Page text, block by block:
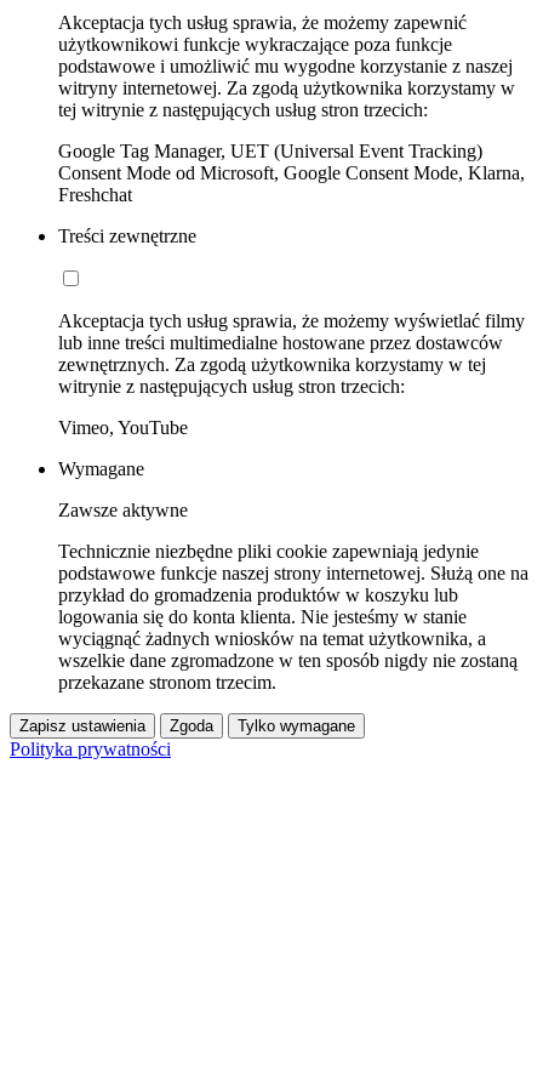
Akceptacja tych usług sprawia, że możemy zapewnić
użytkownikowi funkcje wykraczające poza funkcje
podstawowe i umożliwić mu wygodne korzystanie z naszej
witryny internetowej. Za zgodą użytkownika korzystamy w
tej witrynie z następujących usług stron trzecich:
Google Tag Manager, UET (Universal Event Tracking)
Consent Mode od Microsoft, Google Consent Mode, Klarna,
Freshchat
Treści zewnętrzne
Akceptacja tych usług sprawia, że możemy wyświetlać filmy
lub inne treści multimedialne hostowane przez dostawców
zewnętrznych. Za zgodą użytkownika korzystamy w tej
witrynie z następujących usług stron trzecich:
Vimeo, YouTube
Wymagane
Zawsze aktywne
Technicznie niezbędne pliki cookie zapewniają jedynie
podstawowe funkcje naszej strony internetowej. Służą one na
przykład do gromadzenia produktów w koszyku lub
logowania się do konta klienta. Nie jesteśmy w stanie
wyciągnąć żadnych wniosków na temat użytkownika, a
wszelkie dane zgromadzone w ten sposób nigdy nie zostaną
przekazane stronom trzecim.
Zapisz ustawienia Zgoda Tylko wymagane
Polityka prywatności